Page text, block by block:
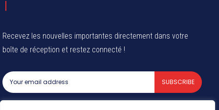
Recevez les nouvelles importantes directement dans votre
boîte de réception et restez connecté !
SUBSCRIBE